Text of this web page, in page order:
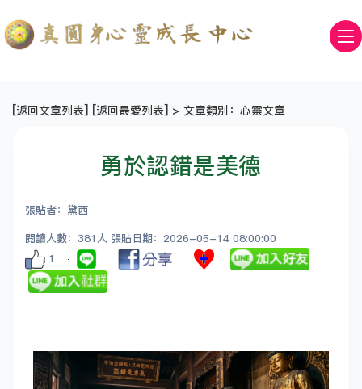
[返回文章列表] [返回最愛列表] > 文章類別：心靈文章
勇於認錯是美德
張貼者：黛西
閱讀人數：381人 張貼日期：2026-05-14 08:00:00
1